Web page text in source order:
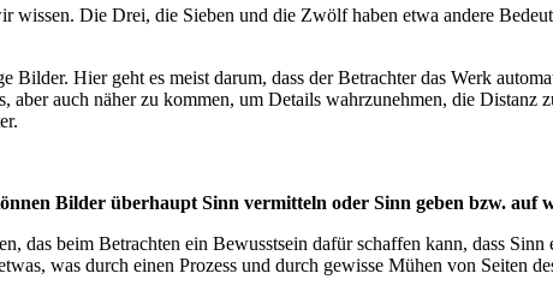
Die Drei, die Sieben und die Zwölf haben etwa andere
Hier geht es meist darum, dass der Betrachter das Werk
auch näher zu kommen, um Details wahrzunehmen, die
Bilder überhaupt Sinn vermitteln oder Sinn geben bzw. auf
das beim Betrachten ein Bewusstsein dafür schaffen kann, dass
was durch einen Prozess und durch gewisse Mühen von Seiten